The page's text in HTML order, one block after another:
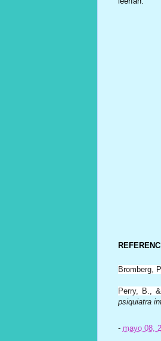
Bromberg,
Perry, B.,
psiquiatra
- mayo 08,